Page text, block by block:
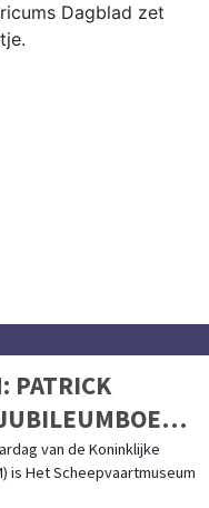
Dagblad zet
PATRICK
POSTZEGEL
van de Koninklijke
is Het Scheepvaartmuseum